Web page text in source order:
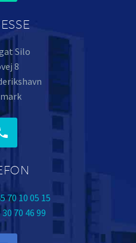
Silo
8
70 10 05 15
30 70 46 99